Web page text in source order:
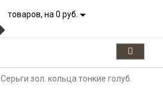
товаров, на 0 руб.
Серьги зол. кольца тонкие голуб.